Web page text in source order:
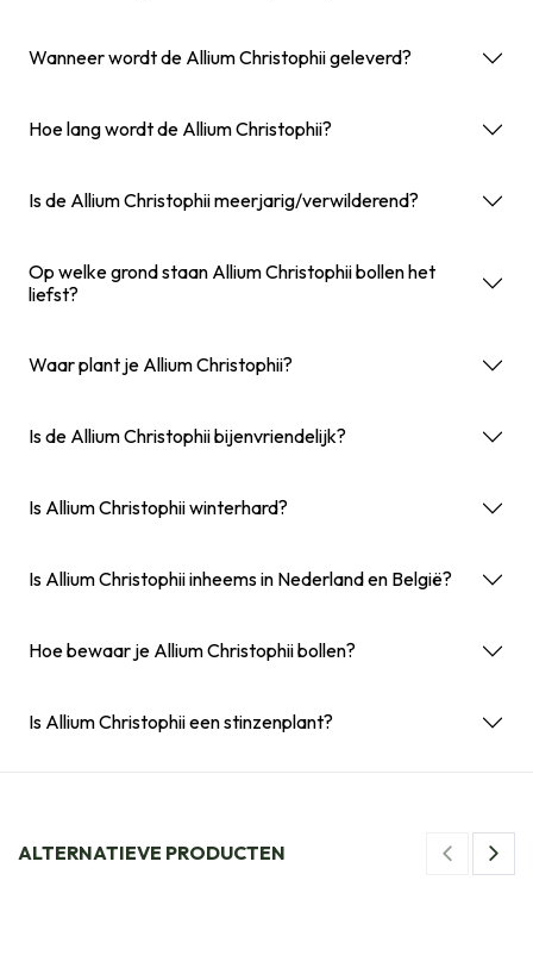
Wanneer wordt de Allium Christophii geleverd?
Hoe lang wordt de Allium Christophii?
Is de Allium Christophii meerjarig/verwilderend?
Op welke grond staan Allium Christophii bollen het
liefst?
Waar plant je Allium Christophii?
Is de Allium Christophii bijenvriendelijk?
Is Allium Christophii winterhard?
Is Allium Christophii inheems in Nederland en België?
Hoe bewaar je Allium Christophii bollen?
Is Allium Christophii een stinzenplant?
ALTERNATIEVE PRODUCTEN